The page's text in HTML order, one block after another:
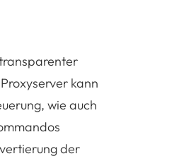
kann
wie auch
der